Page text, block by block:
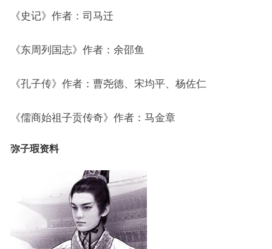
《史记》作者：司马迁
《东周列国志》作者：余邵鱼
《孔子传》作者：曹尧德、宋均平、杨佐仁
《儒商始祖子贡传奇》作者：马金章
弥子瑕资料